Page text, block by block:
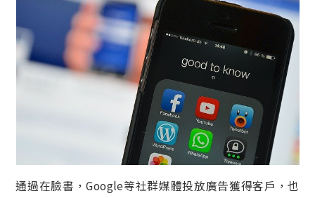
通過在臉書，Google等社群媒體投放廣告獲得客戶，也